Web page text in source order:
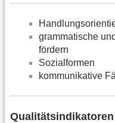
grammatische
fördern
Sozialformen
kommunikative
Qualitätsindikatoren